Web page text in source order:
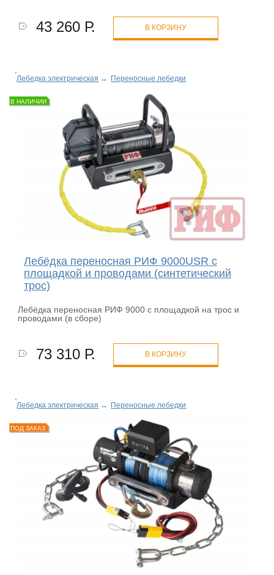
43 260 Р. В КОРЗИНУ
Лебедка электрическая → Переносные лебедки
В НАЛИЧИИ
Лебёдка переносная РИФ 9000USR c
площадкой и проводами (синтетический
трос)
Лебёдка переносная РИФ 9000 c площадкой на трос и
проводами (в сборе)
73 310 Р. В КОРЗИНУ
Лебедка электрическая → Переносные лебедки
ПОД ЗАКАЗ